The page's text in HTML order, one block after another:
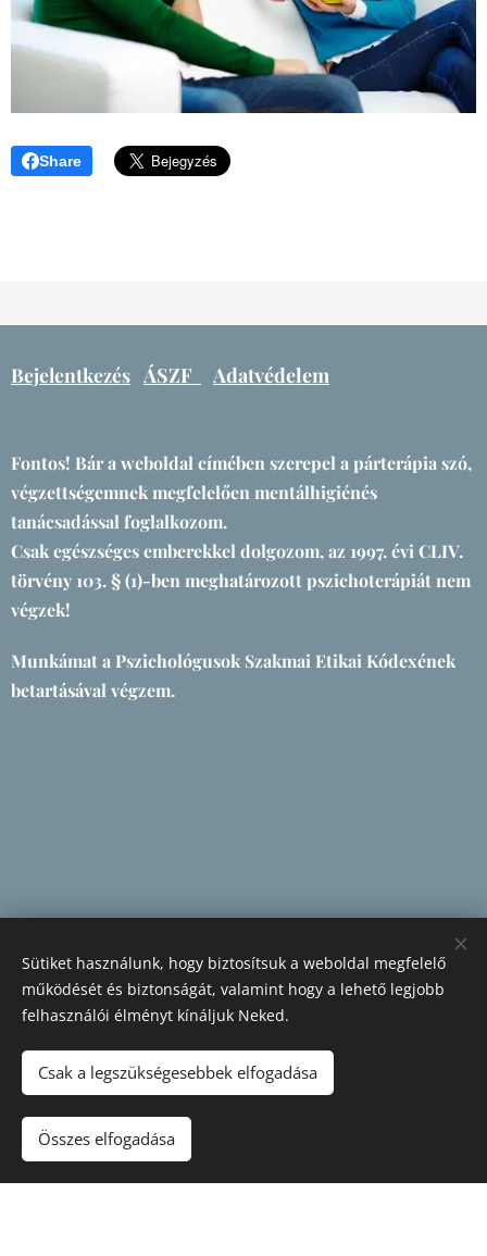
Share
Bejelentkezés ÁSZF Adatvédelem
Fontos! Bár a weboldal címében szerepel a párterápia szó,
végzettségemnek megfelelően mentálhigiénés
tanácsadással foglalkozom.
Csak egészséges emberekkel dolgozom, az 1997. évi CLIV.
törvény 103. § (1)-ben meghatározott pszichoterápiát nem
végzek!
Munkámat a Pszichológusok Szakmai Etikai Kódexének
betartásával végzem.
Sütiket használunk, hogy biztosítsuk a weboldal megfelelő
működését és biztonságát, valamint hogy a lehető legjobb
felhasználói élményt kínáljuk Neked.
Csak a legszükségesebbek elfogadása
Összes elfogadása